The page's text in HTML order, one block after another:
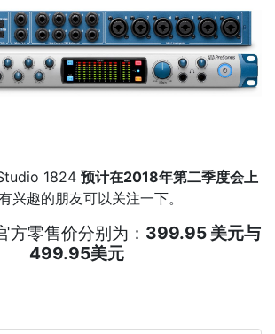
1824 预计在2018年第二季度会上
有兴趣的朋友可以关注一下。
方零售价分别为： 399.95 美元与
499.95美元